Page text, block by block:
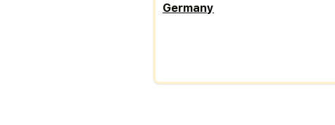
Germany